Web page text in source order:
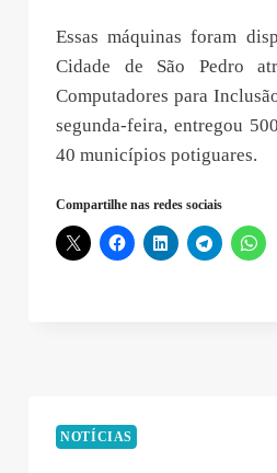
Essas máquinas foram
Cidade de São Pedro
Computadores para
segunda-feira, entregou
40 municípios potiguares.
Compartilhe nas redes sociais
NOTÍCIAS